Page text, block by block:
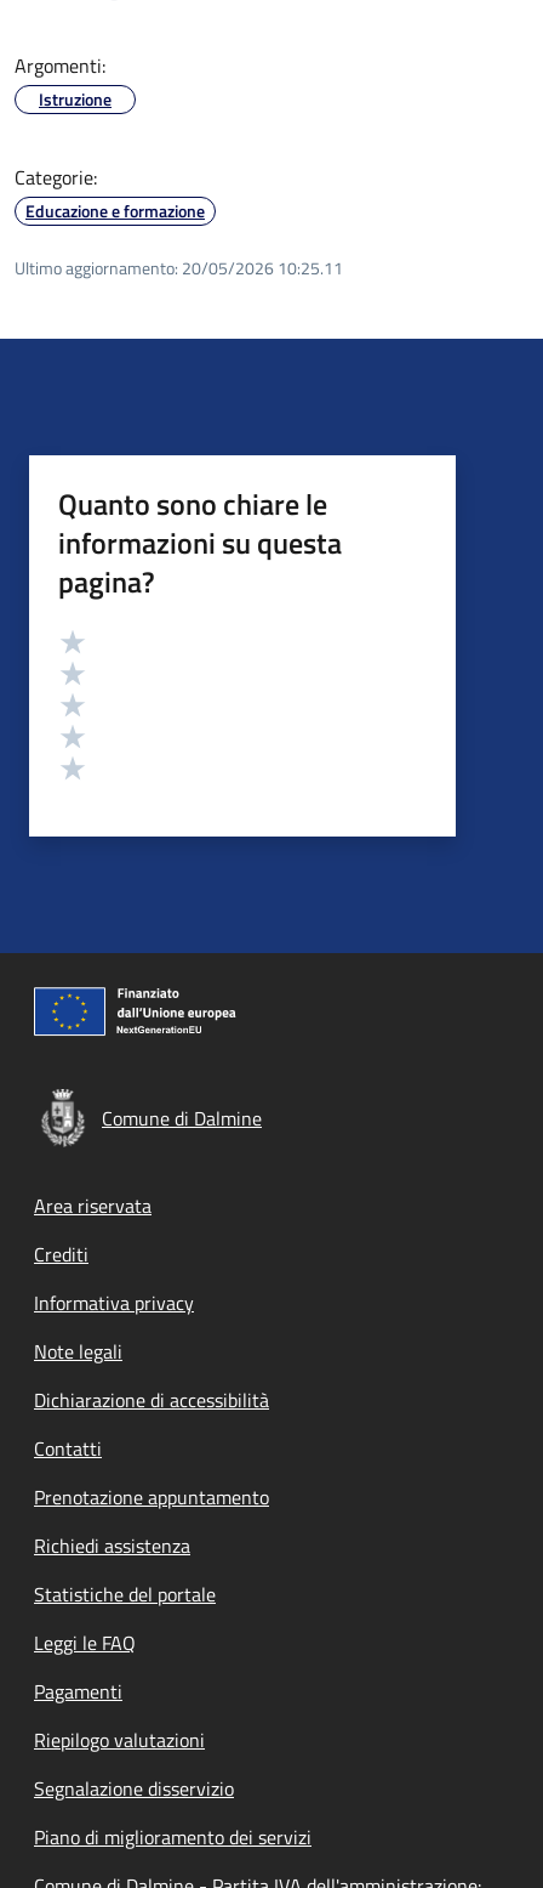
Argomenti:
Istruzione
Categorie:
Educazione e formazione
Ultimo aggiornamento: 20/05/2026 10:25.11
Quanto sono chiare le
informazioni su questa
pagina?
Valutazione
Comune di Dalmine
Footer menu
Area riservata
Crediti
Informativa privacy
Note legali
Dichiarazione di accessibilità
Contatti
Prenotazione appuntamento
Richiedi assistenza
Statistiche del portale
Leggi le FAQ
Pagamenti
Riepilogo valutazioni
Segnalazione disservizio
Piano di miglioramento dei servizi